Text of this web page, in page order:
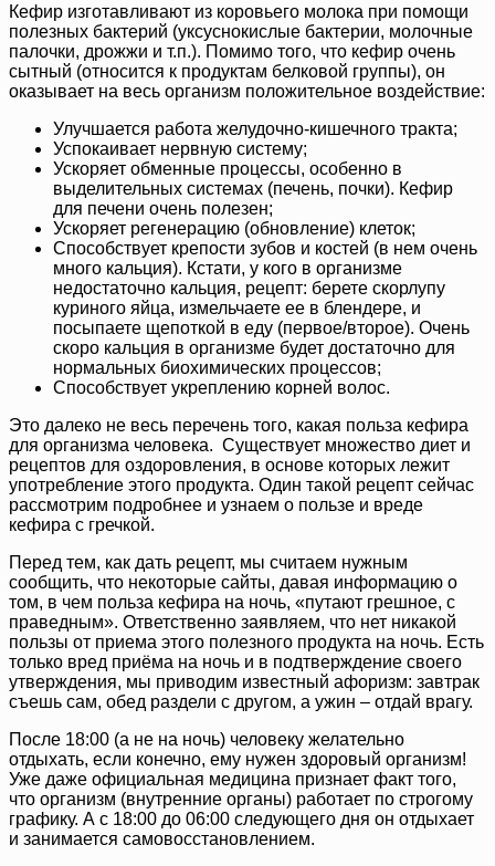
Кефир изготавливают из коровьего молока при помощи
полезных бактерий (уксуснокислые бактерии, молочные
палочки, дрожжи и т.п.). Помимо того, что кефир очень
сытный (относится к продуктам белковой группы), он
оказывает на весь организм положительное воздействие:
Улучшается работа желудочно-кишечного тракта;
Успокаивает нервную систему;
Ускоряет обменные процессы, особенно в
выделительных системах (печень, почки). Кефир
для печени очень полезен;
Ускоряет регенерацию (обновление) клеток;
Способствует крепости зубов и костей (в нем очень
много кальция). Кстати, у кого в организме
недостаточно кальция, рецепт: берете скорлупу
куриного яйца, измельчаете ее в блендере, и
посыпаете щепоткой в еду (первое/второе). Очень
скоро кальция в организме будет достаточно для
нормальных биохимических процессов;
Способствует укреплению корней волос.
Это далеко не весь перечень того, какая польза кефира
для организма человека. Существует множество диет и
рецептов для оздоровления, в основе которых лежит
употребление этого продукта. Один такой рецепт сейчас
рассмотрим подробнее и узнаем о пользе и вреде
кефира с гречкой.
Перед тем, как дать рецепт, мы считаем нужным
сообщить, что некоторые сайты, давая информацию о
том, в чем польза кефира на ночь, «путают грешное, с
праведным». Ответственно заявляем, что нет никакой
пользы от приема этого полезного продукта на ночь. Есть
только вред приёма на ночь и в подтверждение своего
утверждения, мы приводим известный афоризм: завтрак
съешь сам, обед раздели с другом, а ужин – отдай врагу.
После 18:00 (а не на ночь) человеку желательно
отдыхать, если конечно, ему нужен здоровый организм!
Уже даже официальная медицина признает факт того,
что организм (внутренние органы) работает по строгому
графику. А с 18:00 до 06:00 следующего дня он отдыхает
и занимается самовосстановлением.